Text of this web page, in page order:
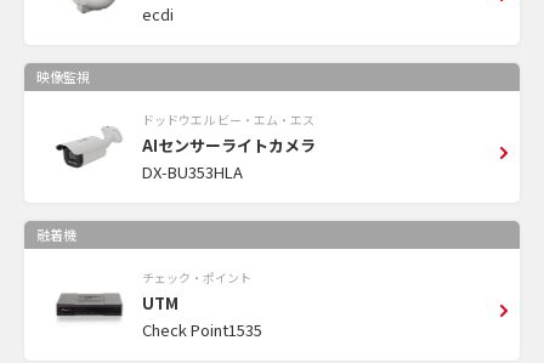
ecdi
映像監視
ドッドウエル ビー・エム・エス
AIセンサーライトカメラ
DX-BU353HLA
融着機
チェック・ポイント
UTM
Check Point1535